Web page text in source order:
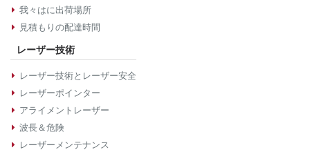
我々はに出荷場所
見積もりの配達時間
レーザー技術
レーザー技術とレーザー安全
レーザーポインター
アライメントレーザー
波長＆危険
レーザーメンテナンス